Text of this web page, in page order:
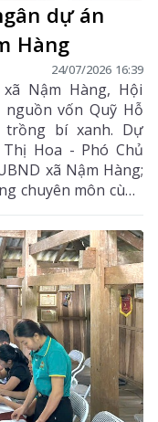
dự án
Hàng
24/07/2026 16:39
Nậm Hàng, Hội
vốn Quỹ Hỗ
bí xanh. Dự
Hoa - Phó Chủ
xã Nậm Hàng;
chuyên môn cùng
án.